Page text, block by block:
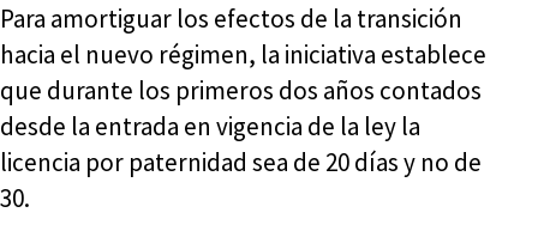
Para amortiguar los efectos de la transición
hacia el nuevo régimen, la iniciativa establece
que durante los primeros dos años contados
desde la entrada en vigencia de la ley la
licencia por paternidad sea de 20 días y no de
30.